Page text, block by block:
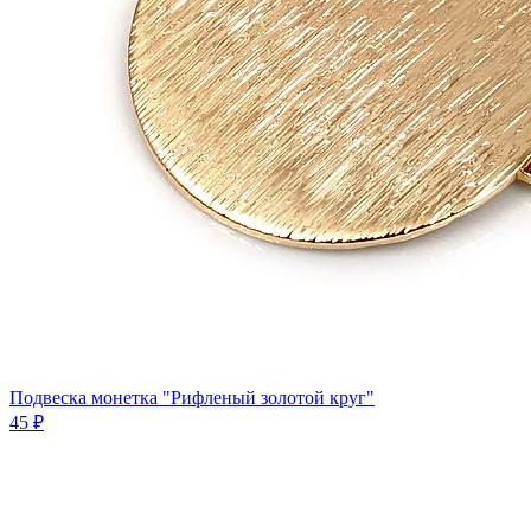
Подвеска монетка "Рифленый золотой круг"
45 ₽